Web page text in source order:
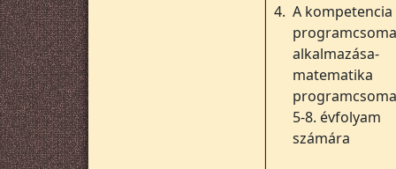
4. A
alkalmazása-
matematika
5-8. évfolyam
számára